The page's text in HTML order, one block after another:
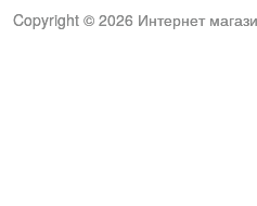
Copyright © 2026 Интернет